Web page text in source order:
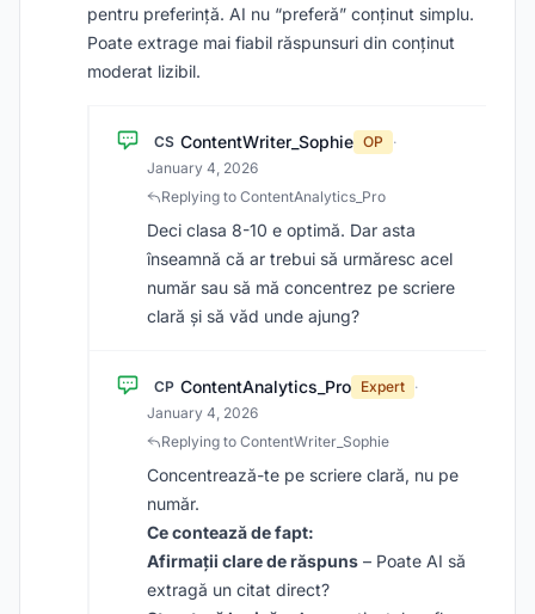
pentru preferință. AI nu “preferă” conținut simplu.
Poate extrage mai fiabil răspunsuri din conținut
moderat lizibil.
CS ContentWriter_Sophie OP
·
January 4, 2026
Replying to ContentAnalytics_Pro
Deci clasa 8-10 e optimă. Dar asta
înseamnă că ar trebui să urmăresc acel
număr sau să mă concentrez pe scriere
clară și să văd unde ajung?
CP ContentAnalytics_Pro Expert ·
January 4, 2026
Replying to ContentWriter_Sophie
Concentrează-te pe scriere clară, nu pe
număr.
Ce contează de fapt:
Afirmații clare de răspuns – Poate AI să
extragă un citat direct?